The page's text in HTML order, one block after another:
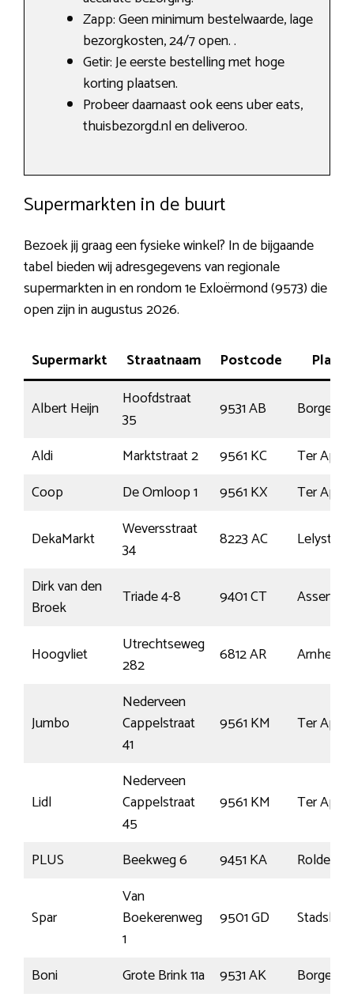
Zapp: Geen minimum bestelwaarde, lage
bezorgkosten, 24/7 open. .
Getir: Je eerste bestelling met hoge
korting plaatsen.
Probeer daarnaast ook eens uber eats,
thuisbezorgd.nl en deliveroo.
Supermarkten in de buurt
Bezoek jij graag een fysieke winkel? In de bijgaande
tabel bieden wij adresgegevens van regionale
supermarkten in en rondom 1e Exloërmond (9573) die
open zijn in augustus 2026.
Supermarkt Straatnaam Postcode Plaats
Albert Heijn
Hoofdstraat
35
9531 AB
Borger
Aldi
Marktstraat 2 9561 KC
Ter Apel
Coop
De Omloop 1 9561 KX
Ter Apel
DekaMarkt
Weversstraat
34
8223 AC
Lelystad
Dirk van den
Broek
Triade 4-8 9401 CT Assen
Hoogvliet
Utrechtseweg
282
6812 AR Arnhem
Jumbo
Nederveen
Cappelstraat
41
9561 KM Ter Apel
Lidl
Nederveen
Cappelstraat
45
9561 KM Ter Apel
PLUS Beekweg 6 9451 KA Rolde
Spar
Van
Boekerenweg
1
9501 GD
Boni Grote Brink 11a 9531 AK Borger